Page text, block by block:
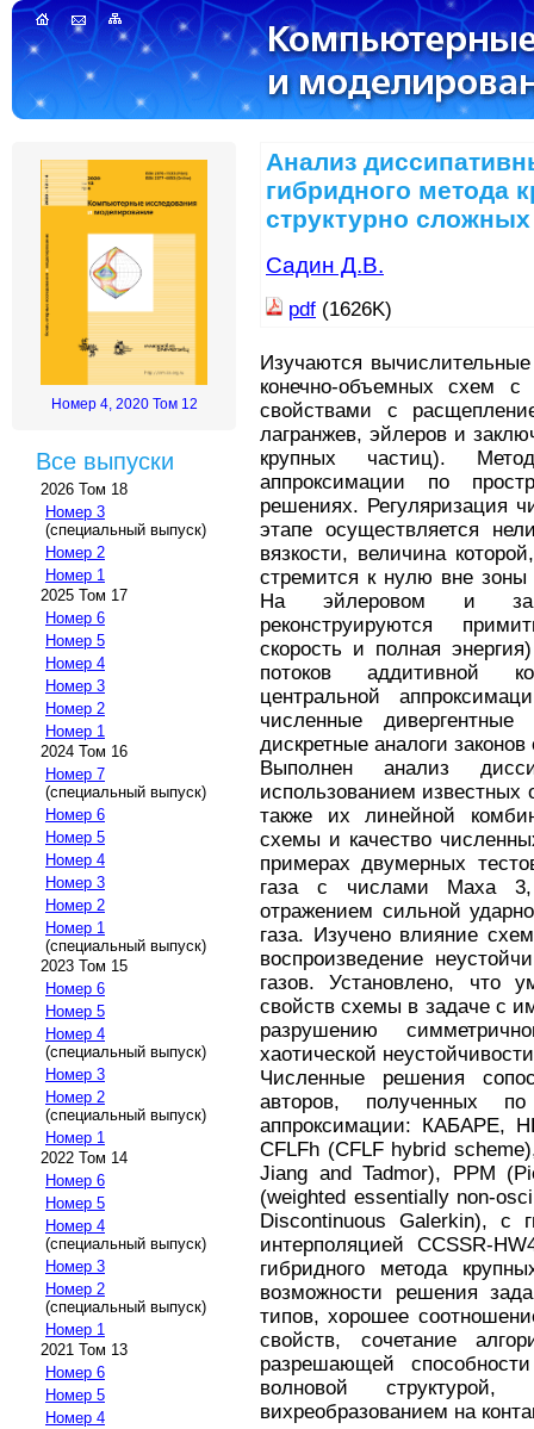
Номер 4, 2020 Том 12
Все выпуски
2026 Том 18
Номер 3
(специальный выпуск)
Номер 2
Номер 1
2025 Том 17
Номер 6
Номер 5
Номер 4
Номер 3
Номер 2
Номер 1
2024 Том 16
Номер 7
(специальный выпуск)
Номер 6
Номер 5
Номер 4
Номер 3
Номер 2
Номер 1
(специальный выпуск)
2023 Том 15
Номер 6
Номер 5
Номер 4
(специальный выпуск)
Номер 3
Номер 2
(специальный выпуск)
Номер 1
2022 Том 14
Номер 6
Номер 5
Номер 4
(специальный выпуск)
Номер 3
Номер 2
(специальный выпуск)
Номер 1
2021 Том 13
Номер 6
Номер 5
Номер 4
Анализ
гибридного метода
структурно сложных
Садин Д.В.
pdf (1626K)
Изучаются вычислительные
конечно-объемных схем с
свойствами с
лагранжев, эйлеров и
крупных частиц).
аппроксимации по
решениях. Регуляризация
этапе осуществляется
вязкости, величина
стремится к нулю вне
На эйлеровом и
реконструируются
скорость и полная
потоков аддитивной
центральной
численные
дискретные аналоги
Выполнен анализ
использованием известных
также их линейной
схемы и качество
примерах двумерных
газа с числами Маха
отражением сильной
газа. Изучено влияние
воспроизведение
газов. Установлено, что
свойств схемы в задаче с
разрушению
хаотической
Численные решения
авторов, полученных
аппроксимации: КАБАРЕ,
CFLFh (CFLF hybrid
Jiang and Tadmor), PPM
(weighted essentially non-
Discontinuous Galerkin), с
интерполяцией CCSSR-
гибридного метода
возможности решения
типов, хорошее
свойств, сочетание
разрешающей
волновой структурой,
вихреобразованием на